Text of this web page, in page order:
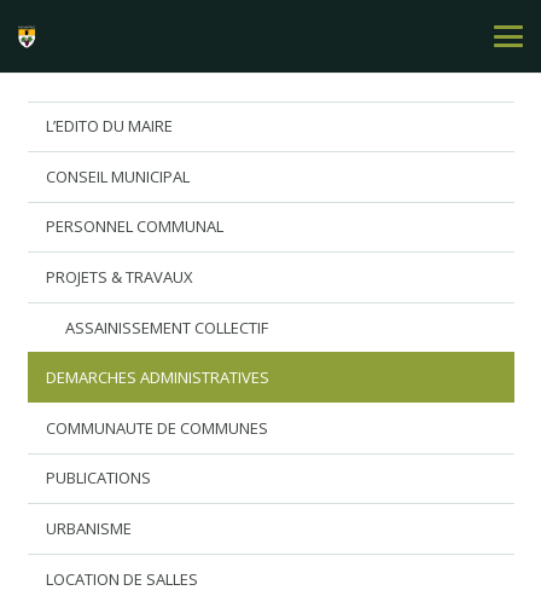
L’EDITO DU MAIRE
CONSEIL MUNICIPAL
PERSONNEL COMMUNAL
PROJETS & TRAVAUX
ASSAINISSEMENT COLLECTIF
DEMARCHES ADMINISTRATIVES
COMMUNAUTE DE COMMUNES
PUBLICATIONS
URBANISME
LOCATION DE SALLES